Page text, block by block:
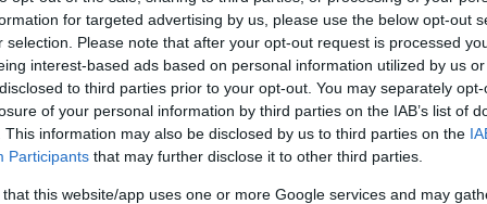
for targeted advertising by us, please use the below opt-out
selection. Please note that after your opt-out request is processed
interest-based ads based on personal information utilized by us
to third parties prior to your opt-out. You may separately
of your personal information by third parties on the IAB’s list of
This information may also be disclosed by us to third parties on the
Participants that may further disclose it to other third parties.
that this website/app uses one or more Google services and may
SUPER LEAGUE
«Βράζουν» οι οπαδοί της ΑΕΛ: Πανό και μηνύματα κατά
της διοίκησης